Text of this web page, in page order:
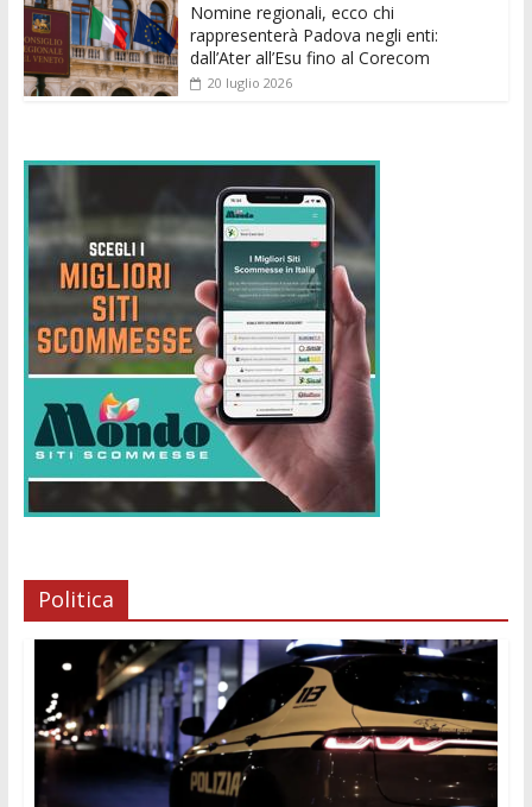
Nomine regionali, ecco chi
rappresenterà Padova negli enti:
dall’Ater all’Esu fino al Corecom
20 luglio 2026
Politica